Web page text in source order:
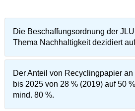
Die Beschaffungsordnung der
Thema Nachhaltigkeit dezidiert
Der Anteil von Recyclingpapier
bis 2025 von 28 % (2019) auf 50
mind. 80 %.